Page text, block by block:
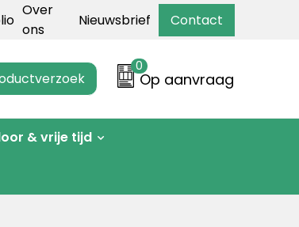
Over
ons
Nieuwsbrief Contact
0
Op aanvraag
& vrije tijd